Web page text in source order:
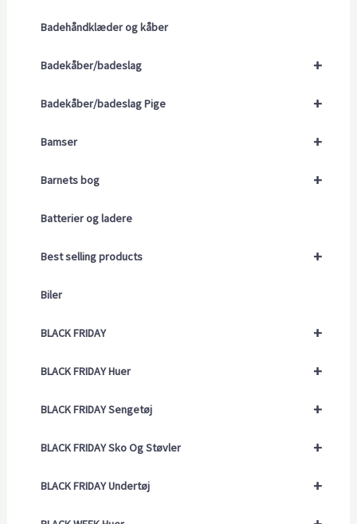
Badehåndklæder og kåber
+
Badekåber/badeslag
+
Badekåber/badeslag Pige
+
Bamser
+
Barnets bog
Batterier og ladere
+
Best selling products
Biler
+
BLACK FRIDAY
+
BLACK FRIDAY Huer
+
BLACK FRIDAY Sengetøj
+
BLACK FRIDAY Sko Og Støvler
+
BLACK FRIDAY Undertøj